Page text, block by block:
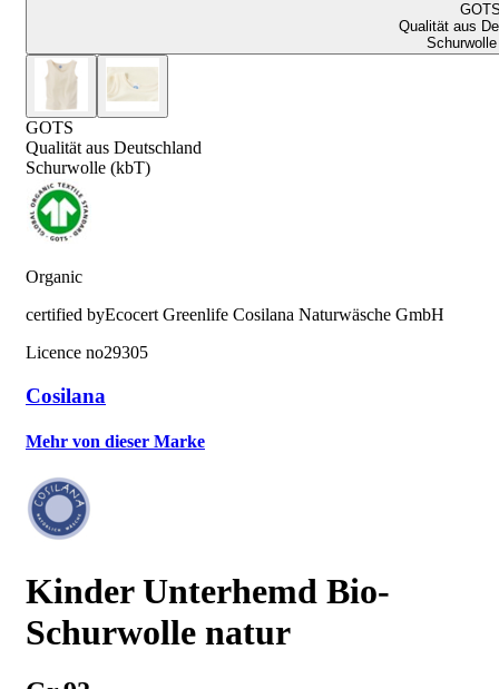
Qualität aus
GOTS
Qualität aus Deutschland
Schurwolle (kbT)
Organic
certified byEcocert Greenlife Cosilana Naturwäsche GmbH
Licence no29305
Cosilana
Mehr von dieser Marke
Kinder Unterhemd Bio-
Schurwolle natur